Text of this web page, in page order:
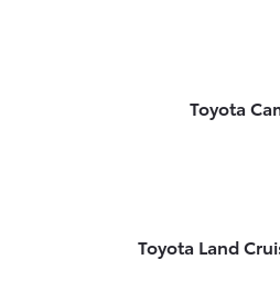
Toyota
Toyota Land